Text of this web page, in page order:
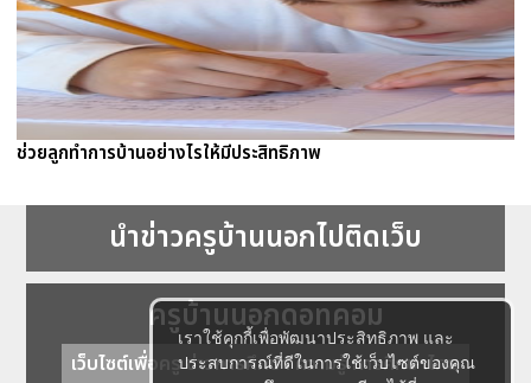
เราใช้คุกกี้เพื่อพัฒนาประสิทธิภาพ และ
ประสบการณ์ที่ดีในการใช้เว็บไซต์ของคุณ
ช่วยลูกทำการบ้านอย่างไรให้มีประสิทธิภาพ
นำข่าวครูบ้านนอกไปติดเว็บ
ครูบ้านนอกดอทคอม
เว็บไซต์เพื่อครู ข่าวการศึกษา ความรู้ การศึกษาไทย